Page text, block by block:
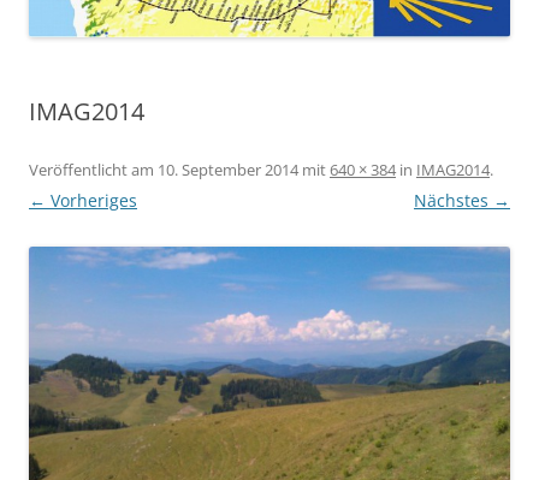
IMAG2014
Veröffentlicht am 10. September 2014mit640 × 384in IMAG2014.
← Vorheriges Nächstes →